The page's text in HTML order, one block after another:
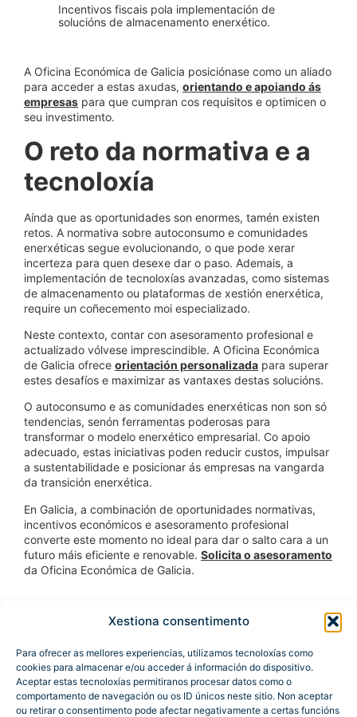
Xestiona consentimento
Para ofrecer as mellores experiencias, utilizamos tecnoloxías como
cookies para almacenar e/ou acceder á información do dispositivo.
Aceptar estas tecnoloxías permitiranos procesar datos como o
comportamento de navegación ou os ID únicos neste sitio. Non aceptar
ou retirar o consentimento pode afectar negativamente a certas funcións
Incentivos fiscais pola implementación de
solucións de almacenamento enerxético.
A Oficina Económica de Galicia posiciónase como un aliado
para acceder a estas axudas, orientando e apoiando ás
empresas para que cumpran cos requisitos e optimicen o
seu investimento.
O reto da normativa e a
tecnoloxía
Aínda que as oportunidades son enormes, tamén existen
retos. A normativa sobre autoconsumo e comunidades
enerxéticas segue evolucionando, o que pode xerar
incerteza para quen desexe dar o paso. Ademais, a
implementación de tecnoloxías avanzadas, como sistemas
de almacenamento ou plataformas de xestión enerxética,
require un coñecemento moi especializado.
Neste contexto, contar con asesoramento profesional e
actualizado vólvese imprescindible. A Oficina Económica
de Galicia ofrece orientación personalizada para superar
estes desafíos e maximizar as vantaxes destas solucións.
O autoconsumo e as comunidades enerxéticas non son só
tendencias, senón ferramentas poderosas para
transformar o modelo enerxético empresarial. Co apoio
adecuado, estas iniciativas poden reducir custos, impulsar
a sustentabilidade e posicionar ás empresas na vangarda
da transición enerxética.
En Galicia, a combinación de oportunidades normativas,
incentivos económicos e asesoramento profesional
converte este momento no ideal para dar o salto cara a un
futuro máis eficiente e renovable. Solicita o asesoramento
da Oficina Económica de Galicia.